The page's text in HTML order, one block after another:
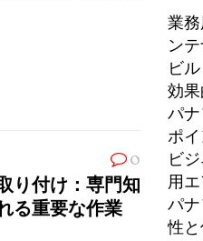
0
り付け：専門知
る重要な作業
業
ン
ビ
効
パ
ポイ
ビ
用
パ
性